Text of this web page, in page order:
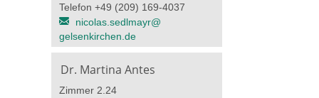
Telefon +49 (209) 169-4037
nicolas.sedlmayr@​
gelsenkirchen.de
Dr. Martina Antes
Zimmer 2.24